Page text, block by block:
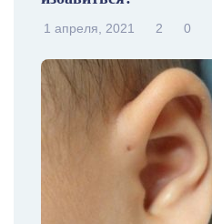
1 апреля, 2021 2 0